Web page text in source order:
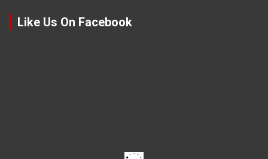
Like Us On Facebook